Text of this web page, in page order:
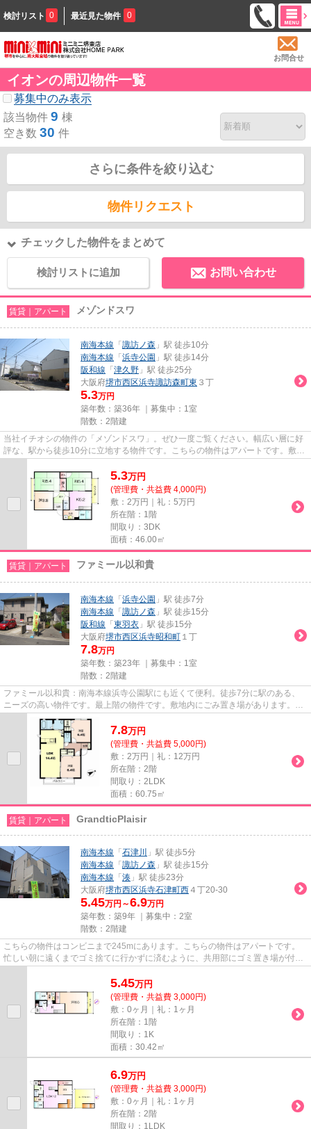
検討リスト 0 最近見た物件 0
お問合せ
イオンの周辺物件一覧
募集中のみ表示
該当物件 9 棟
空き数 30 件
さらに条件を絞り込む
物件リクエスト
チェックした物件をまとめて
検討リストに追加 お問い合わせ
賃貸｜アパート メゾンドスワ
南海本線 「 諏訪ノ森 」駅 徒歩10分
南海本線 「 浜寺公園 」駅 徒歩14分
阪和線 「 津久野 」駅 徒歩25分
大阪府堺市西区浜寺諏訪森町東 ３丁
5.3万円
築年数：築36年 ｜募集中： 1室
階数：2階建
当社イチオシの物件の「メゾンドスワ」。ぜひ一度ご覧ください。幅広い層に好
評な、駅から徒歩10分に立地する物件です。こちらの物件はアパートです。敷地
5.3万円
(管理費・共益費 4,000円)
敷：2万円｜礼：5万円
所在階：1階
間取り：3DK
面積：46.00㎡
賃貸｜アパート ファミール以和貴
南海本線 「 浜寺公園 」駅 徒歩7分
南海本線 「 諏訪ノ森 」駅 徒歩15分
阪和線 「 東羽衣 」駅 徒歩15分
大阪府堺市西区浜寺昭和町 １丁
7.8万円
築年数：築23年 ｜募集中： 1室
階数：2階建
ファミール以和貴：南海本線浜寺公園駅にも近くて便利。徒歩7分に駅のある、
ニーズの高い物件です。最上階の物件です。敷地内にごみ置き場があります。堺
市西区エリアにある賃貸情報の...
7.8万円
(管理費・共益費 5,000円)
敷：2万円｜礼：12万円
所在階：2階
間取り：2LDK
面積：60.75㎡
賃貸｜アパート GrandticPlaisir
南海本線 「 石津川
」駅 徒歩5分
南海本線 「 諏訪ノ森 」駅 徒歩15分
南海本線 「 湊 」駅 徒歩23分
大阪府堺市西区浜寺石津町西 ４丁20-30
5.45万円～6.9万円
築年数：築9年 ｜募集中： 2室
階数：2階建
こちらの物件はコンビニまで245mにあります。こちらの物件はアパートです。
忙しい朝に遠くまでゴミ捨てに行かずに済むように、共用部にゴミ置き場が付い
5.45万円
(管理費・共益費 3,000円)
敷：0ヶ月｜礼：1ヶ月
所在階：1階
間取り：1K
面積：30.42㎡
6.9万円
(管理費・共益費 3,000円)
敷：0ヶ月｜礼：1ヶ月
所在階：2階
間取り：1LDK